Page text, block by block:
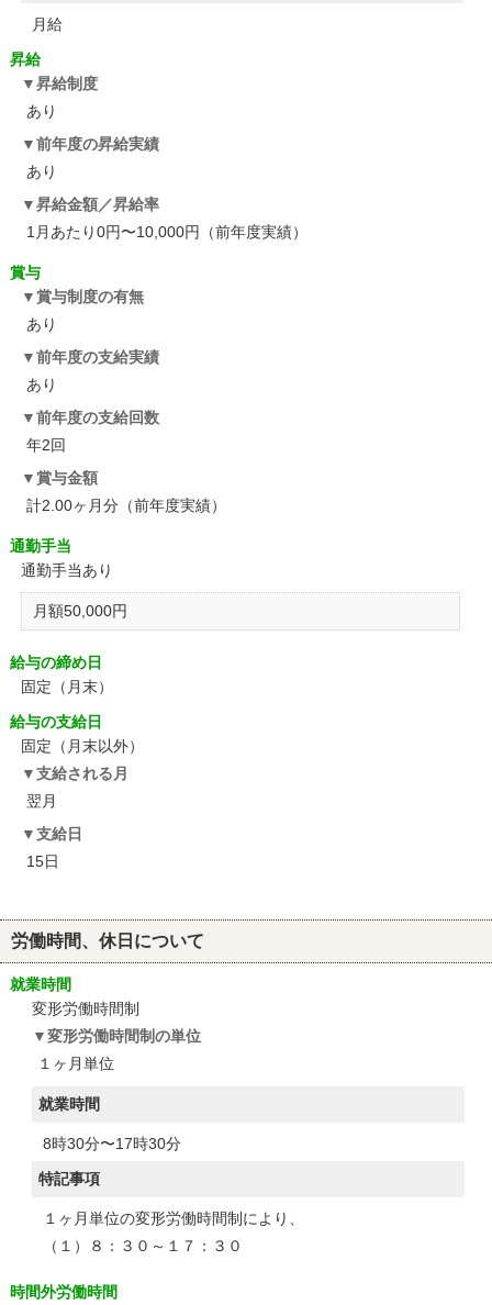
月給
昇給
昇給制度
あり
前年度の昇給実績
あり
昇給金額／昇給率
1月あたり0円〜10,000円（前年度実績）
賞与
賞与制度の有無
あり
前年度の支給実績
あり
前年度の支給回数
年2回
賞与金額
計2.00ヶ月分（前年度実績）
通勤手当
通勤手当あり
月額50,000円
給与の締め日
固定（月末）
給与の支給日
固定（月末以外）
支給される月
翌月
支給日
15日
労働時間、休日について
就業時間
変形労働時間制
変形労働時間制の単位
１ヶ月単位
就業時間
8時30分〜17時30分
特記事項
１ヶ月単位の変形労働時間制により、
（１）８：３０～１７：３０
時間外労働時間